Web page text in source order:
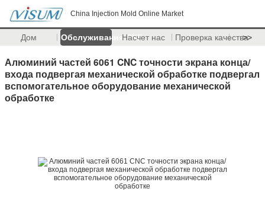
China Injection Mold Online Market
Дом Обслуживания ПКБНасчет нас Проверка качества>>
Алюминий частей 6061 CNC точности экрана конца/
входа подвергая механической обработке подвергал
вспомогательное оборудование механической
обработке